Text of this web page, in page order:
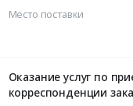
Место поставки
Оказание услуг по
корреспонденции